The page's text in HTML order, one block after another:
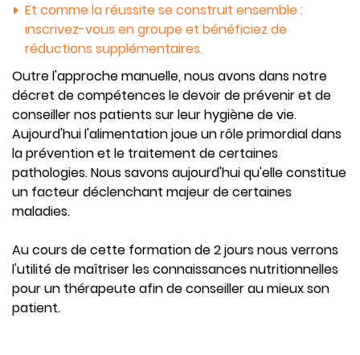
Et comme la réussite se construit ensemble :
inscrivez-vous en groupe et bénéficiez de
réductions supplémentaires.
Outre l'approche manuelle, nous avons dans notre
décret de compétences le devoir de prévenir et de
conseiller nos patients sur leur hygiène de vie.
Aujourd'hui l'alimentation joue un rôle primordial dans
la prévention et le traitement de certaines
pathologies. Nous savons aujourd'hui qu'elle constitue
un facteur déclenchant majeur de certaines
maladies.
Au cours de cette formation de 2 jours nous verrons
l'utilité de maîtriser les connaissances nutritionnelles
pour un thérapeute afin de conseiller au mieux son
patient.